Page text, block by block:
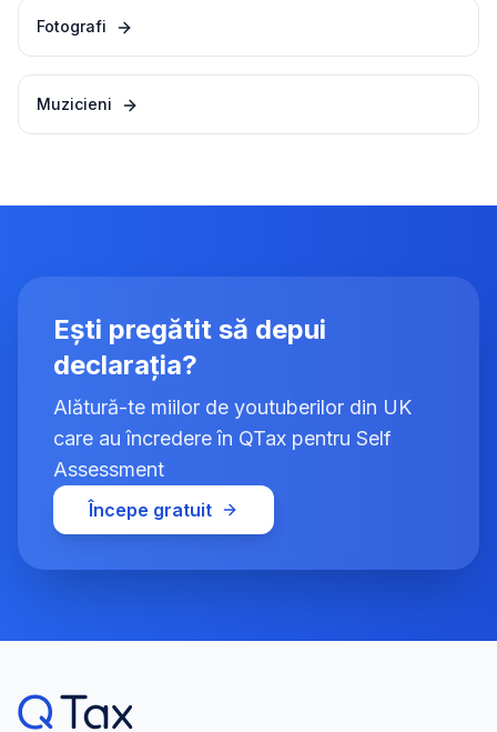
Fotografi
Muzicieni
Ești pregătit să depui
declarația?
Alătură-te miilor de youtuberilor din UK
care au încredere în QTax pentru Self
Assessment
Începe gratuit